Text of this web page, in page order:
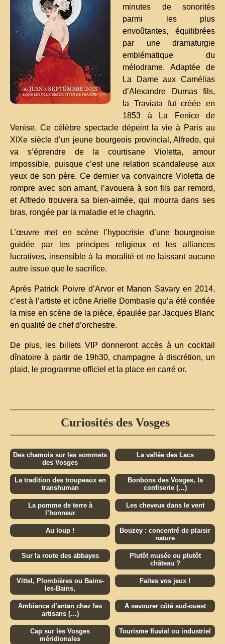
minutes de sonorités
parmi les plus
envoûtantes, équilibrées
par une dramaturgie
emblématique du
mélodrame. Adaptée de
La Dame aux Camélias
d’Alexandre Dumas fils,
la Traviata fut créée en
1853 à La Fenice de
Venise. Ce célèbre spectacle dépeint la vie à Paris au
XIXe siècle d’un jeune bourgeois provincial, Alfredo, qui
va s’éprendre de la courtisane Violetta, amour
impossible, puisque c’est une relation scandaleuse aux
yeux de son père. Ce dernier va convaincre Violetta de
rompre avec son amant, l’avouera à son fils par remord,
et Alfredo trouvera sa bien-aimée, qui mourra dans ses
bras, rongée par la maladie et le chagrin.
L’œuvre met en scène l’hypocrisie d’une bourgeoise
guidée par les principes religieux et les alliances
lucratives, insensible à la moralité et ne laissant aucune
autre issue que le sacrifice.
Après Patrick Poivre d’Arvor et Manon Savary en 2014,
c’est à l’artiste et icône Arielle Dombasle qu’a été confiée
la mise en scène de la pièce, épaulée par Jacques Blanc
en qualité de chef d’orchestre.
De plus, les billets VIP donneront accès à un cocktail
dînatoire à partir de 19h30, champagne à discrétion, un
plaid, le programme officiel et la place en carré or.
Curiosités des Vosges
Des chamois sur les sommets
des Vosges
La vallée des Lacs
La tradition des troupeaux en
transhuman
Bonbons des Vosges, la
confiserie (…)
La pomme de terre à
l’honneur
Les cheveux dans le vent
Au loup !
Bouzey : concentré de plaisir
nature
Sur la route des abbayes
Plutôt musée ou plutôt
château ?
Vittel, Plombières ou Bains-
les-Bains,
Faites vos jeux !
Ambiance d’antan chez les
artisans (…)
A savourer côté sud-ouest
Cap sur les Vosges
méridionales
Tourisme fluvial ou industriel